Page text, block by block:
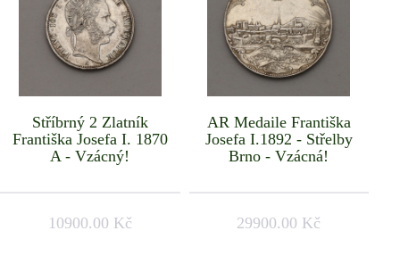
Stříbrný 2 Zlatník
Františka Josefa I. 1870
A - Vzácný!
10900.00 Kč
AR Medaile Františka
Josefa I.1892 - Střelby
Brno - Vzácná!
29900.00 Kč